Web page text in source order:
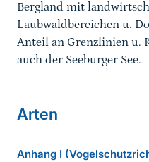
Bergland mit
Laubwaldbereichen u.
Anteil an Grenzlinien u.
auch der Seeburger See.
Arten
Anhang I